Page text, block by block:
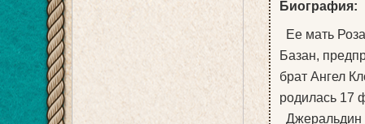
Биография:
Ее мать
Базан,
брат Ангел
родилась 17
Джеральдин